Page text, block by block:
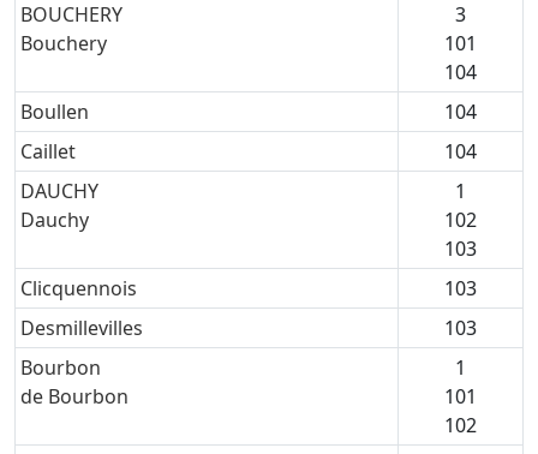
BOUCHERY
Bouchery
3
101
104
Boullen
104
Caillet
104
DAUCHY
Dauchy
1
102
103
Clicquennois
103
Desmillevilles
103
Bourbon
de Bourbon
1
101
102